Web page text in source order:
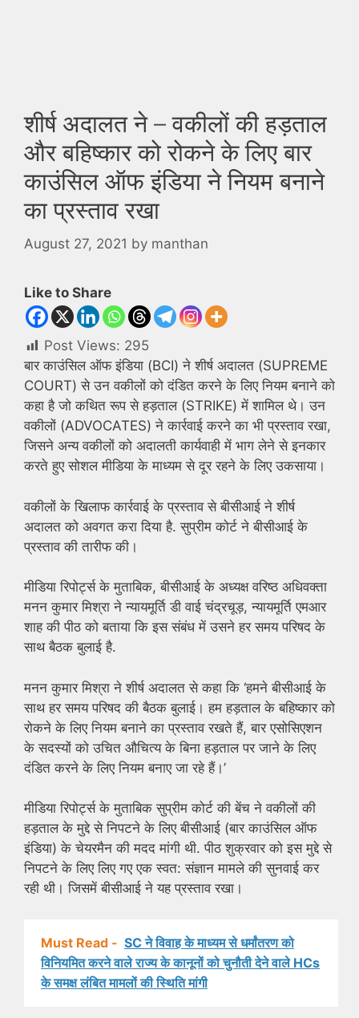
शीर्ष अदालत ने – वकीलों की हड़ताल
और बहिष्कार को रोकने के लिए बार
काउंसिल ऑफ इंडिया ने नियम बनाने
का प्रस्ताव रखा
August 27, 2021 by manthan
Like to Share
Post Views: 295
बार काउंसिल ऑफ इंडिया (BCI) ने शीर्ष अदालत (SUPREME
COURT) से उन वकीलों को दंडित करने के लिए नियम बनाने को
कहा है जो कथित रूप से हड़ताल (STRIKE) में शामिल थे। उन
वकीलों (ADVOCATES) ने कार्रवाई करने का भी प्रस्ताव रखा,
जिसने अन्य वकीलों को अदालती कार्यवाही में भाग लेने से इनकार
करते हुए सोशल मीडिया के माध्यम से दूर रहने के लिए उकसाया।
वकीलों के खिलाफ कार्रवाई के प्रस्ताव से बीसीआई ने शीर्ष
अदालत को अवगत करा दिया है. सुप्रीम कोर्ट ने बीसीआई के
प्रस्ताव की तारीफ की।
मीडिया रिपोर्ट्स के मुताबिक, बीसीआई के अध्यक्ष वरिष्ठ अधिवक्ता
मनन कुमार मिश्रा ने न्यायमूर्ति डी वाई चंद्रचूड़, न्यायमूर्ति एमआर
शाह की पीठ को बताया कि इस संबंध में उसने हर समय परिषद के
साथ बैठक बुलाई है.
मनन कुमार मिश्रा ने शीर्ष अदालत से कहा कि ‘हमने बीसीआई के
साथ हर समय परिषद की बैठक बुलाई। हम हड़ताल के बहिष्कार को
रोकने के लिए नियम बनाने का प्रस्ताव रखते हैं, बार एसोसिएशन
के सदस्यों को उचित औचित्य के बिना हड़ताल पर जाने के लिए
दंडित करने के लिए नियम बनाए जा रहे हैं।’
मीडिया रिपोर्ट्स के मुताबिक सुप्रीम कोर्ट की बेंच ने वकीलों की
हड़ताल के मुद्दे से निपटने के लिए बीसीआई (बार काउंसिल ऑफ
इंडिया) के चेयरमैन की मदद मांगी थी. पीठ शुक्रवार को इस मुद्दे से
निपटने के लिए लिए गए एक स्वत: संज्ञान मामले की सुनवाई कर
रही थी। जिसमें बीसीआई ने यह प्रस्ताव रखा।
Must Read - SC ने विवाह के माध्यम से धर्मांतरण को
विनियमित करने वाले राज्य के कानूनों को चुनौती देने वाले HCs
के समक्ष लंबित मामलों की स्थिति मांगी